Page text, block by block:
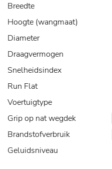
Breedte
Hoogte (wangmaat)
Diameter
Draagvermogen
Snelheidsindex
Run Flat
Voertuigtype
Grip op nat wegdek
Brandstofverbruik
Geluidsniveau